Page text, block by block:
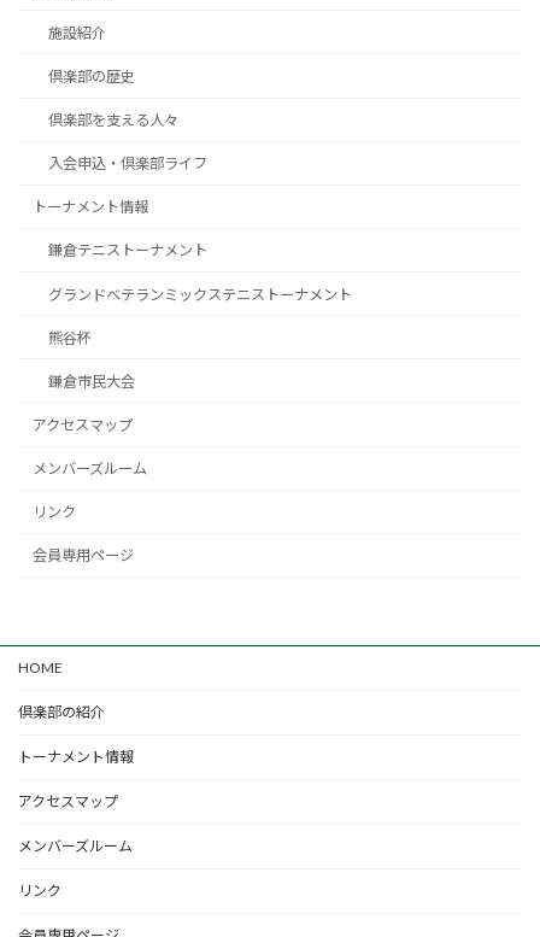
施設紹介
倶楽部の歴史
倶楽部を支える人々
入会申込・倶楽部ライフ
トーナメント情報
鎌倉テニストーナメント
グランドベテランミックステニストーナメント
熊谷杯
鎌倉市民大会
アクセスマップ
メンバーズルーム
リンク
会員専用ページ
HOME
倶楽部の紹介
トーナメント情報
アクセスマップ
メンバーズルーム
リンク